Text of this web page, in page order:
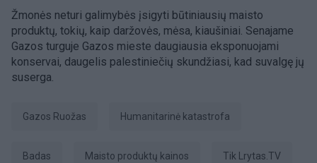
Žmonės neturi galimybės įsigyti būtiniausių maisto
produktų, tokių, kaip daržovės, mėsa, kiaušiniai. Senajame
Gazos turguje Gazos mieste daugiausia eksponuojami
konservai, daugelis palestiniečių skundžiasi, kad suvalgę jų
suserga.
Gazos Ruožas humanitarinė katastrofa
badas maisto produktų kainos tik Lrytas.TV